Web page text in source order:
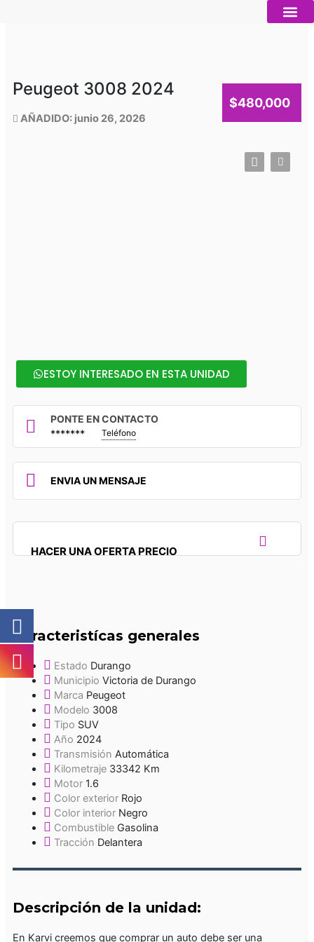
Peugeot 3008 2024
AÑADIDO: junio 26, 2026
$480,000
ESTOY INTERESADO EN ESTA UNIDAD
PONTE EN CONTACTO
******* Teléfono
ENVIA UN MENSAJE
HACER UNA OFERTA PRECIO
Caracteristícas generales
Estado Durango
Municipio Victoria de Durango
Marca Peugeot
Modelo 3008
Tipo SUV
Año 2024
Transmisión Automática
Kilometraje 33342 Km
Motor 1.6
Color exterior Rojo
Color interior Negro
Combustible Gasolina
Tracción Delantera
Descripción de la unidad:
En Karvi creemos que comprar un auto debe ser una